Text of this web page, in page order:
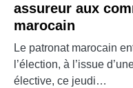
assureur aux
marocain
Le patronat marocain
l’élection, à l’issue
élective, ce jeudi…